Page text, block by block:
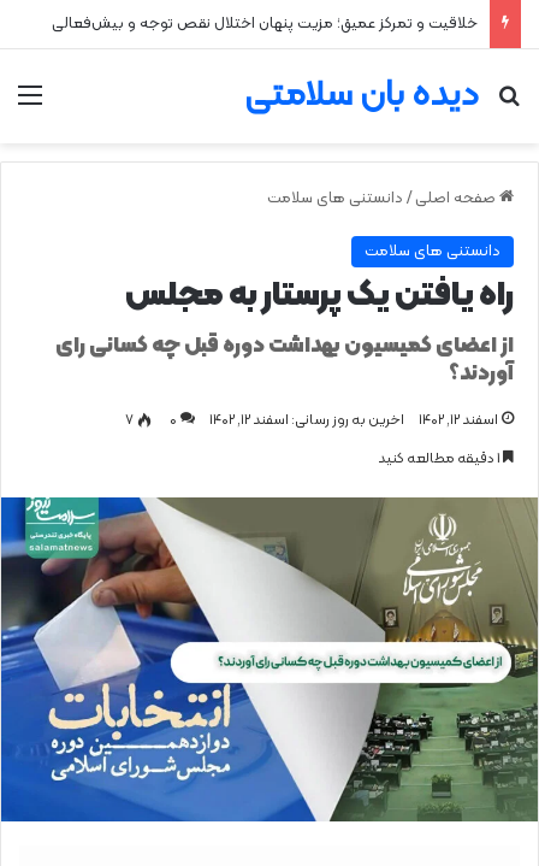
خلاقیت و تمرکز عمیق؛ مزیت پنهان اختلال نقص توجه و بیش‌فعالی
دیده بان سلامتی
جستجو برای
صفحه اصلی / دانستنی های سلامت
دانستنی های سلامت
راه یافتن یک پرستار به مجلس
از اعضای کمیسیون بهداشت دوره قبل چه کسانی رای
آوردند؟
اسفند ۱۲, ۱۴۰۲ اخرین به روز رسانی: اسفند ۱۲, ۱۴۰۲ 0
۷